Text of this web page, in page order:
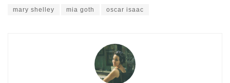
mary shelley mia goth oscar isaac